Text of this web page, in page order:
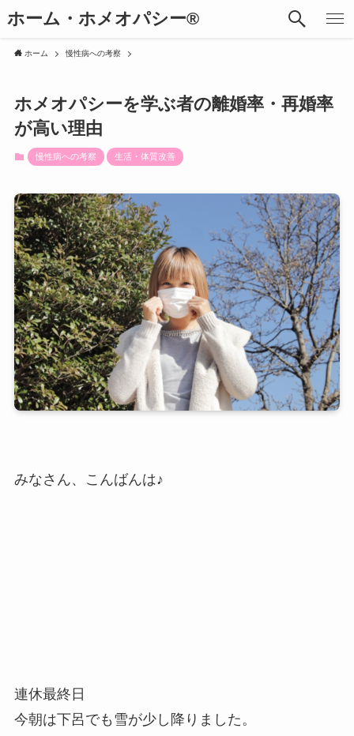
ホーム・ホメオパシー®︎
ホーム 慢性病への考察
ホメオパシーを学ぶ者の離婚率・再婚率
が高い理由
慢性病への考察 生活・体質改善
みなさん、こんばんは♪
連休最終日
今朝は下呂でも雪が少し降りました。